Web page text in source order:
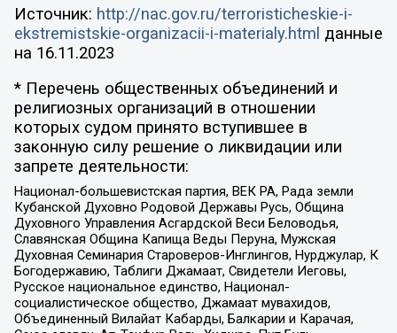
Источник: http://nac.gov.ru/terroristicheskie-i-
ekstremistskie-organizacii-i-materialy.html данные
на 16.11.2023
* Перечень общественных объединений и
религиозных организаций в отношении
которых судом принято вступившее в
законную силу решение о ликвидации или
запрете деятельности:
Национал-большевистская партия, ВЕК РА, Рада земли
Кубанской Духовно Родовой Державы Русь, Община
Духовного Управления Асгардской Веси Беловодья,
Славянская Община Капища Веды Перуна, Мужская
Духовная Семинария Староверов-Инглингов, Нурджулар, К
Богодержавию, Таблиги Джамаат, Свидетели Иеговы,
Русское национальное единство, Национал-
социалистическое общество, Джамаат мувахидов,
Объединенный Вилайат Кабарды, Балкарии и Карачая,